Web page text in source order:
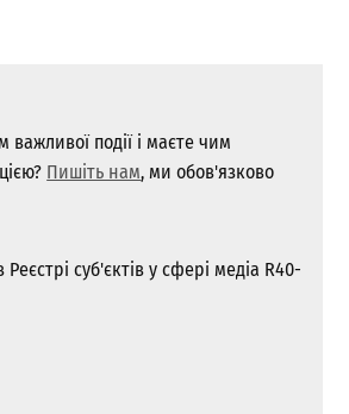
важливої ​​події і маєте чим
Пишіть нам, ми обов'язково
суб'єктів у сфері медіа R40-